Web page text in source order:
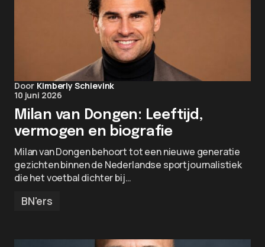
Door Kimberly Schievink
10 juni 2026
Milan van Dongen: Leeftijd,
vermogen en biografie
Milan van Dongen behoort tot een nieuwe generatie
gezichten binnen de Nederlandse sportjournalistiek
die het voetbal dichter bij…
BN'ers